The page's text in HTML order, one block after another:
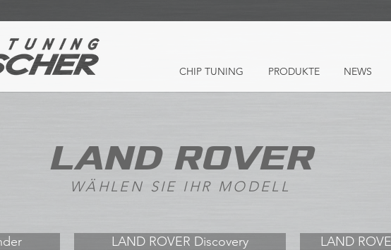
CHIP TUNING PRODUKTE NEWS
LAND ROVER
WÄHLEN SIE IHR MODELL
LAND ROVER Discovery LAND